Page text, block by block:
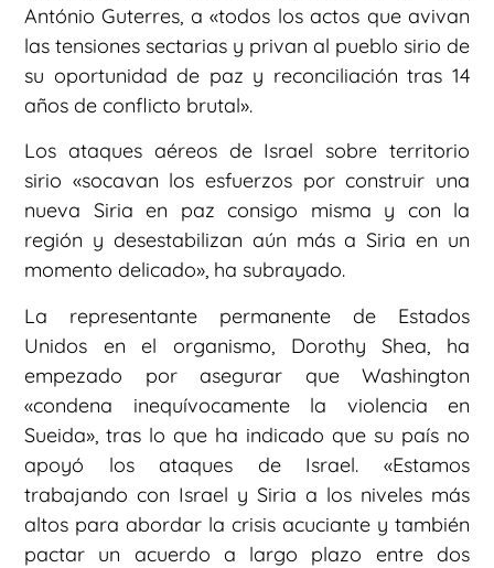
António Guterres, a «todos los actos que avivan
las tensiones sectarias y privan al pueblo sirio de
su oportunidad de paz y reconciliación tras 14
años de conflicto brutal».
Los ataques aéreos de Israel sobre territorio
sirio «socavan los esfuerzos por construir una
nueva Siria en paz consigo misma y con la
región y desestabilizan aún más a Siria en un
momento delicado», ha subrayado.
La representante permanente de Estados
Unidos en el organismo, Dorothy Shea, ha
empezado por asegurar que Washington
«condena inequívocamente la violencia en
Sueida», tras lo que ha indicado que su país no
apoyó los ataques de Israel. «Estamos
trabajando con Israel y Siria a los niveles más
altos para abordar la crisis acuciante y también
pactar un acuerdo a largo plazo entre dos